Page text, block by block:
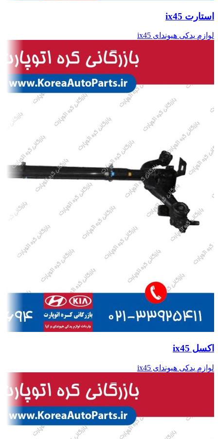
استارت ix45
لوازم یدکی هیوندای ix45
اکسل ix45
لوازم یدکی هیوندای ix45